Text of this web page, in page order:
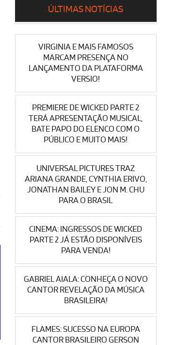
ÚLTIMAS NOTÍCIAS
VIRGINIA E MAIS FAMOSOS
MARCAM PRESENÇA NO
LANÇAMENTO DA PLATAFORMA
VERSIO!
PREMIERE DE WICKED PARTE 2
TERÁ APRESENTAÇÃO MUSICAL,
BATE PAPO DO ELENCO COM O
PÚBLICO E MUITO MAIS!
UNIVERSAL PICTURES TRAZ
ARIANA GRANDE, CYNTHIA ERIVO,
JONATHAN BAILEY E JON M. CHU
PARA O BRASIL
CINEMA: INGRESSOS DE WICKED
PARTE 2 JÁ ESTÃO DISPONÍVEIS
PARA VENDA!
GABRIEL AIALA: CONHEÇA O NOVO
CANTOR REVELAÇÃO DA MÚSICA
BRASILEIRA!
FLAMES: SUCESSO NA EUROPA
CANTOR BRASILEIRO GERSON